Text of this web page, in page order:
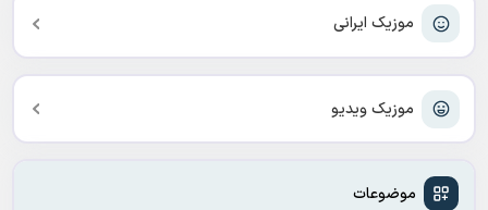
موزیک ایرانی
موزیک ویدیو
موضوعات